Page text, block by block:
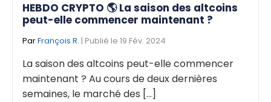
HEBDO CRYPTO 🌎 La saison des altcoins
peut-elle commencer maintenant ?
ParFrançois R. | Publié le 19 Fév. 2024
La saison des altcoins peut-elle commencer
maintenant ? Au cours de deux dernières
semaines, le marché des [...]